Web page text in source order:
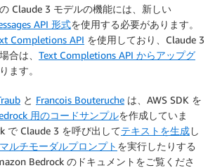
Claude 3 モデルの機能には、新しい
API 形式を使用する必要があります。
Completions API を使用しており、Claude 3
合は、 Text Completions API からアップグ
ます。
と Francois Bouteruche は、AWS SDK を
用のコードサンプルを作成していま
で Claude 3 を呼び出してテキストを生成し
ルチモーダルプロンプト を実行したりする
Bedrock のドキュメントをご覧くださ